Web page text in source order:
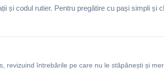
și codul rutier. Pentru pregătire cu pași simpli și
revizuind întrebările pe care nu le stăpânești și